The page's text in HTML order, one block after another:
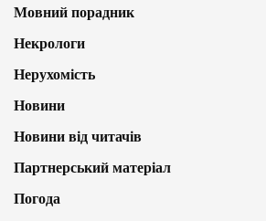
Мовний порадник
Некрологи
Нерухомість
Новини
Новини від читачів
Партнерський матеріал
Погода